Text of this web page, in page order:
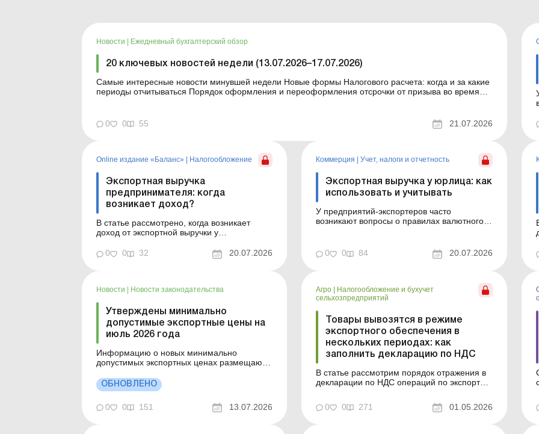
Новости Ежедневный бухгалтерский обзор
20 ключевых новостей недели (13.07.2026–17.07.2026)
Самые интересные новости минувшей недели Новые формы Налогового расчета: когда и за какие
периоды отчитываться Порядок оформления и переоформления отсрочки от призыва во время
0
0 55 21.07.2026
Online издание «Баланс» Налогообложение
Экспортная выручка
предпринимателя: когда
возникает доход?
В статье рассмотрено, когда возникает
доход от экспортной выручки у
налогообложения и на едином налоге, по
какому курсу рассчитывать гривневый
можно ли включить банковскую комиссию в
расх...
0 0 32 20.07.2026
Коммерция Учет, налоги и отчетность
Экспортная выручка у юрлица: как
использовать и учитывать
У предприятий-экспортеров часто
возникают вопросы о правилах валютного
учетных последствий экспортных операций.
В статье вы найдете ответы на эти вопросы.
0 0 84 20.07.2026
Новости | Новости законодательства
Утверждены минимально
допустимые экспортные цены на
июль 2026 года
Информацию о новых минимально
допустимых экспортных ценах размещают
не позднее следующего рабочего дня
после принятия соответствующего приказа.
До момента обнародования новых
значений применяют ранее утвержденные
ОБНОВЛЕНО
0 0 151 13.07.2026
Агро | Налогообложение и бухучет
сельхозпредприятий
Товары вывозятся в режиме
экспортного обеспечения в
нескольких периодах: как
заполнить декларацию по НДС
В статье рассмотрим порядок отражения в
декларации по НДС операций по экспорту
обеспечения. Применение режима
экспортного обеспечения предусматривает
0 0 271 01.05.2026